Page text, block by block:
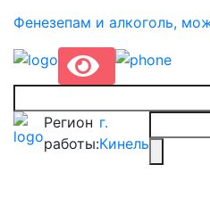
Фенезепам и алкоголь,
Регион
работы:
г.
Кинель